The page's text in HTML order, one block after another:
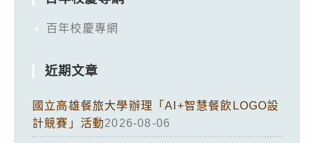
百年校慶專網
近期文章
國立高雄餐旅大學辦理「AI+智慧餐飲LOGO設
計競賽」活動2026-08-06